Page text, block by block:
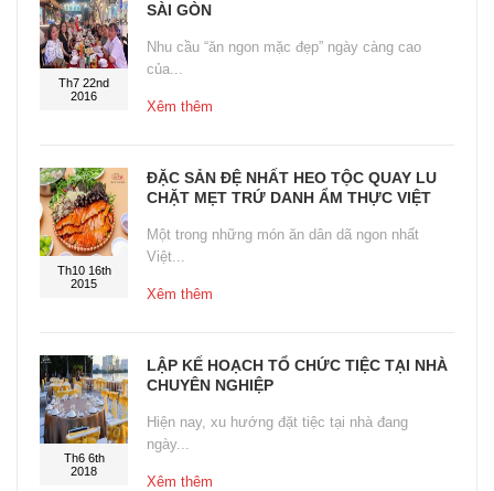
Th7 22nd
2016
SÀI GÒN
Nhu cầu “ăn ngon mặc đẹp” ngày càng cao
của...
Xêm thêm
Th10 16th
2015
ĐẶC SẢN ĐỆ NHẤT HEO TỘC QUAY LU
CHẶT MẸT TRỨ DANH ẨM THỰC VIỆT
Một trong những món ăn dân dã ngon nhất
Việt...
Xêm thêm
Th6 6th
2018
LẬP KẾ HOẠCH TỔ CHỨC TIỆC TẠI NHÀ
CHUYÊN NGHIỆP
Hiện nay, xu hướng đặt tiệc tại nhà đang
ngày...
Xêm thêm